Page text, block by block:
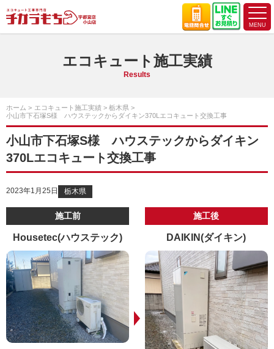
エコキュート施工実績
Results
ホーム エコキュート施工実績
栃木県
小山市下石塚S様 ハウステックからダイキン370Lエコキュート交換工事
小山市下石塚S様 ハウステックからダイキン
370Lエコキュート交換工事
2023年1月25日 栃木県
施工前
Housetec(ハウステック)
施工後
DAIKIN(ダイキン)